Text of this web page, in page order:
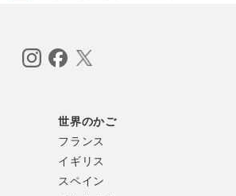
世界のかご
フランス
イギリス
スペイン